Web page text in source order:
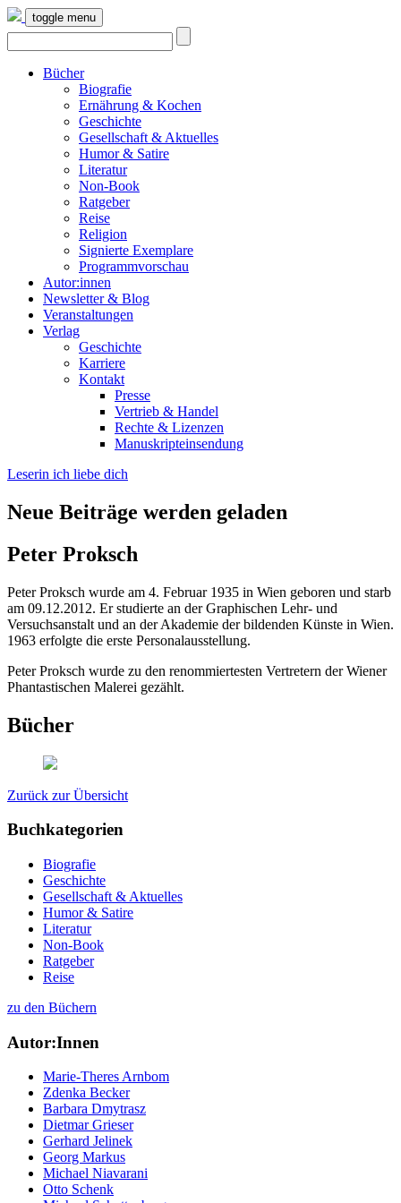
toggle menu
Bücher
Biografie
Ernährung & Kochen
Geschichte
Gesellschaft & Aktuelles
Humor & Satire
Literatur
Non-Book
Ratgeber
Reise
Religion
Signierte Exemplare
Programmvorschau
Autor:innen
Newsletter & Blog
Veranstaltungen
Verlag
Geschichte
Karriere
Kontakt
Presse
Vertrieb & Handel
Rechte & Lizenzen
Manuskripteinsendung
Leserin ich liebe dich
Neue Beiträge werden geladen
Peter Proksch
Peter Proksch wurde am 4. Februar 1935 in Wien geboren und starb
am 09.12.2012. Er studierte an der Graphischen Lehr- und
Versuchsanstalt und an der Akademie der bildenden Künste in Wien.
1963 erfolgte die erste Personalausstellung.
Peter Proksch wurde zu den renommiertesten Vertretern der Wiener
Phantastischen Malerei gezählt.
Bücher
Zurück zur Übersicht
Buchkategorien
Biografie
Geschichte
Gesellschaft & Aktuelles
Humor & Satire
Literatur
Non-Book
Ratgeber
Reise
zu den Büchern
Autor:Innen
Marie-Theres Arnbom
Zdenka Becker
Barbara Dmytrasz
Dietmar Grieser
Gerhard Jelinek
Georg Markus
Michael Niavarani
Otto Schenk